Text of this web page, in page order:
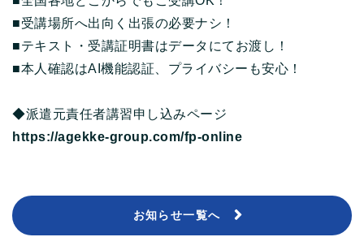
■受講場所へ出向く出張の必要ナシ！
■テキスト・受講証明書はデータにてお渡し！
■本人確認はAI機能認証、プライバシーも安心！
◆派遣元責任者講習申し込みページ
https://agekke-group.com/fp-online
お知らせ一覧へ